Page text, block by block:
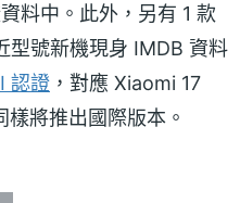
料中。此外，另有 1 款
型號新機現身 IMDB 資料
認證 ，對應 Xiaomi 17
將推出國際版本。